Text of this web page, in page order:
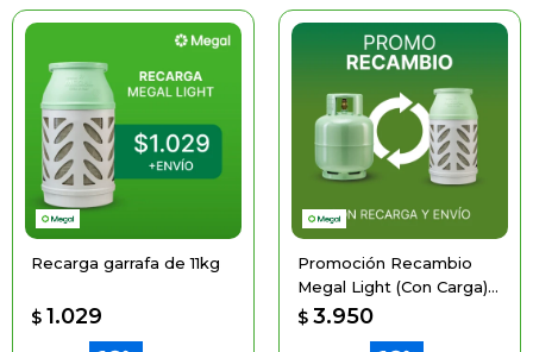
Recarga garrafa de 11kg
$ 1.029
Promoción Recambio
Megal Light (Con Carga)
Entregando La De Acero
$ 3.950